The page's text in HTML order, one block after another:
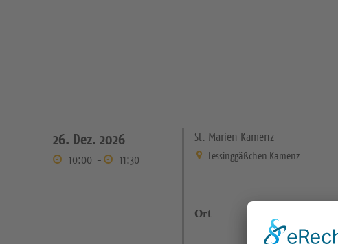
26. Dez. 2026
10:00 - 11:30
St. Marien Kamenz
Lessinggäßchen Kamenz
Ort